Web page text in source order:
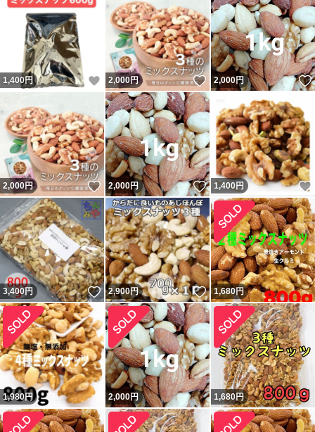
1,400円 いいね！
2,000円 いいね！
2,000円
2,000円 いいね！
2,000円 いいね！
1,400円
3,400円 いいね！
2,900円 いいね！
1,680円
1,980円 2,000円 1,680円